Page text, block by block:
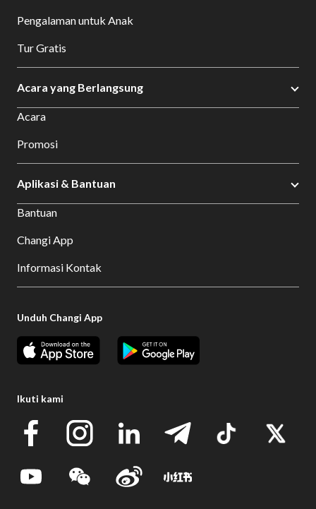
Pengalaman untuk Anak
Tur Gratis
Acara yang Berlangsung
Acara
Promosi
Aplikasi & Bantuan
Bantuan
Changi App
Informasi Kontak
Unduh Changi App
Ikuti kami